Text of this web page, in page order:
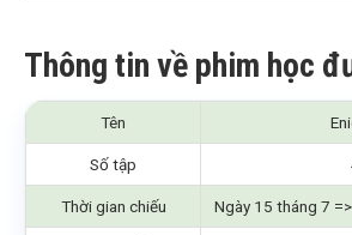
Thông tin về phim học
Tên
Số tập
Thời gian chiếu Ngày 15 tháng 7